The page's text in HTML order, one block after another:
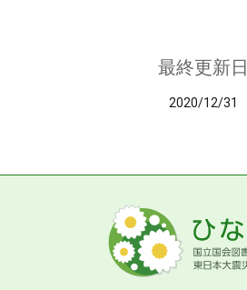
最終更新日
2020/12/31